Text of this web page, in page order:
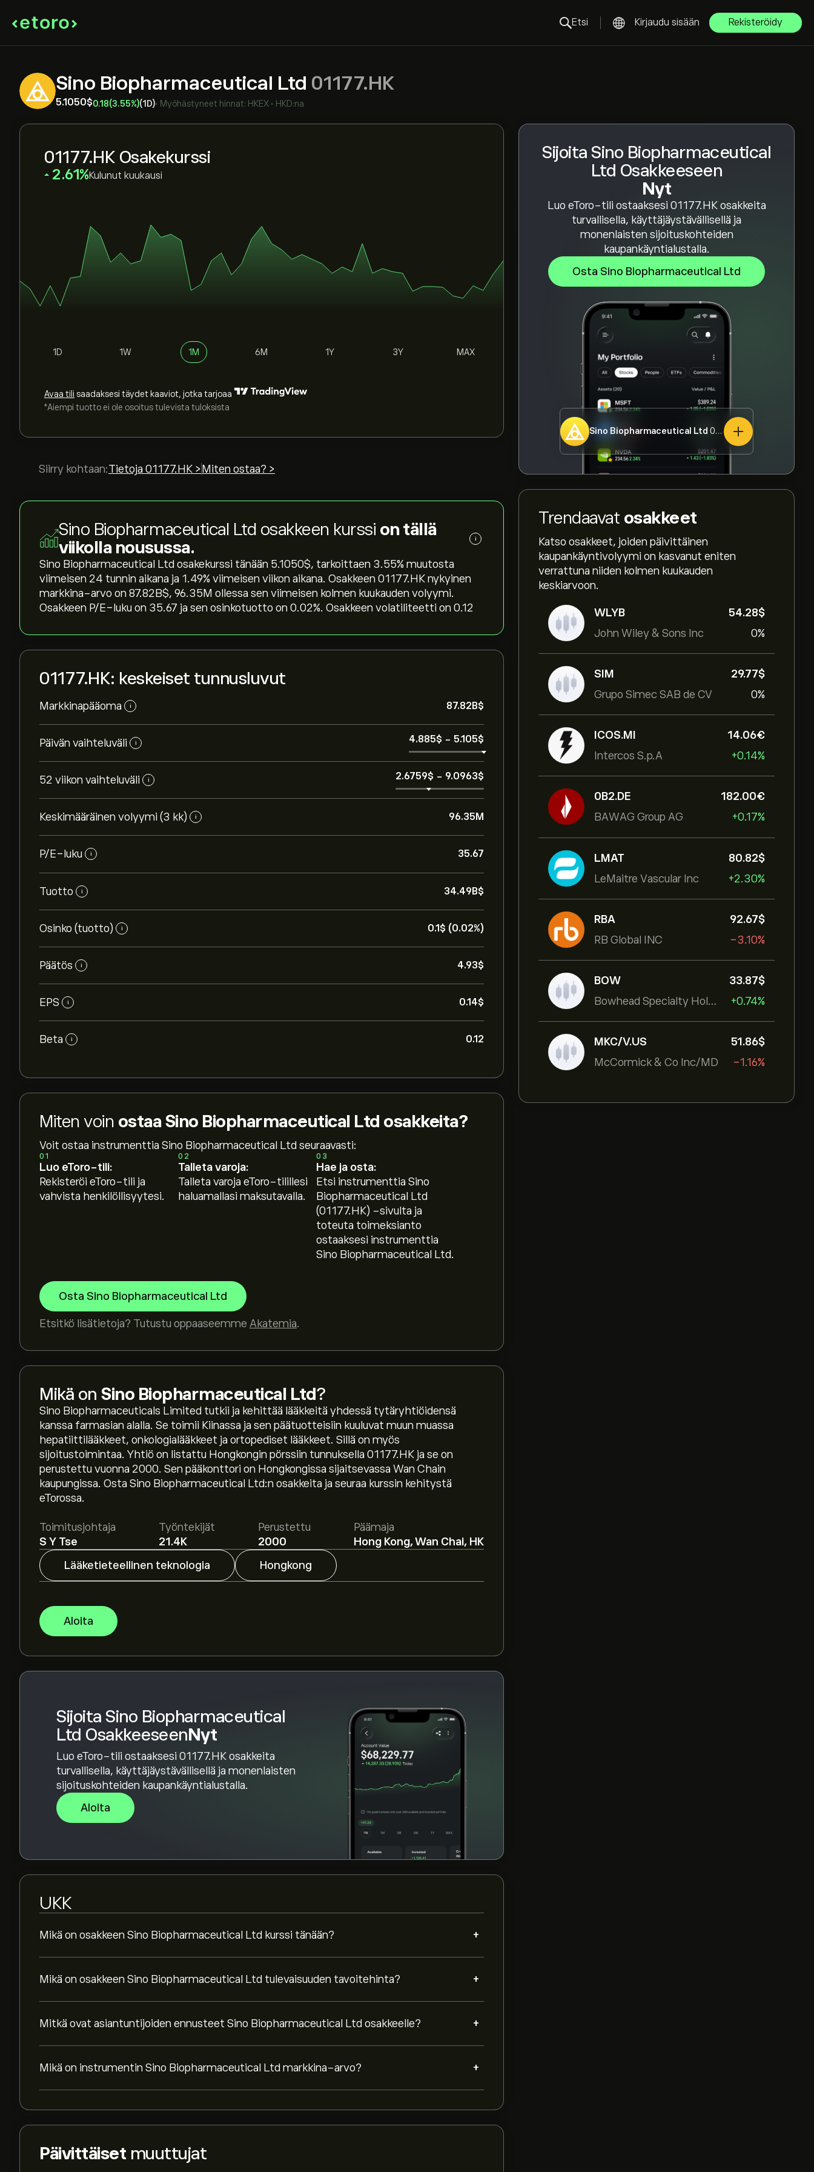
Etsi Kirjaudu sisään Rekisteröidy
Sino Biopharmaceutical Ltd 01177.HK
5.1050‎$‎0.18(3.55%)(1D)• Myöhästyneet hinnat: HKEX • HKD:na
Sijoita Sino Biopharmaceutical
Ltd Osakkeeseen
Nyt
Luo eToro-tili ostaaksesi 01177.HK osakkeita
turvallisella, käyttäjäystävällisellä ja
monenlaisten sijoituskohteiden
kaupankäyntialustalla.
Osta Sino Biopharmaceutical Ltd
Sino Biopharmaceutical Ltd 01177.HK
Trendaavat osakkeet
Katso osakkeet, joiden päivittäinen
kaupankäyntivolyymi on kasvanut eniten
verrattuna niiden kolmen kuukauden
keskiarvoon.
WLYB
John Wiley & Sons Inc
54.28‎$‎
0%
SIM
Grupo Simec SAB de CV
29.77‎$‎
0%
ICOS.MI
Intercos S.p.A
14.06‎€‎
+0.14%
0B2.DE
BAWAG Group AG
182.00‎€‎
+0.17%
LMAT
LeMaitre Vascular Inc
80.82‎$‎
+2.30%
RBA
RB Global INC
92.67‎$‎
-3.10%
BOW
Bowhead Specialty Holdings Inc
33.87‎$‎
+0.74%
MKC/V.US
McCormick & Co Inc/MD
51.86‎$‎
-1.16%
01177.HK Osakekurssi
‎2.61‎ Kulunut kuukausi
1D 1W 1M 6M 1Y 3Y MAX
Avaa tili saadaksesi täydet kaaviot, jotka tarjoaa
*Aiempi tuotto ei ole osoitus tulevista tuloksista
Siirry kohtaan:Tietoja 01177.HK > Miten ostaa? >
Sino Biopharmaceutical Ltd osakkeen kurssi on tällä
viikolla nousussa.
i
Sino Biopharmaceutical Ltd osakekurssi tänään 5.1050‎$‎, tarkoittaen ‎3.55‎% muutosta
viimeisen 24 tunnin aikana ja ‎1.49‎% viimeisen viikon aikana. Osakkeen 01177.HK nykyinen
markkina-arvo on 87.82B‎$‎, 96.35M ollessa sen viimeisen kolmen kuukauden volyymi.
Osakkeen P/E-luku on 35.67 ja sen osinkotuotto on 0.02%. Osakkeen volatiliteetti on 0.12
01177.HK: keskeiset tunnusluvut
Markkinapääoma i 87.82B‎$‎
Päivän vaihteluväli i 4.885‎$‎ - 5.105‎$‎
52 viikon vaihteluväli i 2.6759‎$‎ - 9.0963‎$‎
Keskimääräinen volyymi (3 kk) i 96.35M
P/E-luku i 35.67
Tuotto i 34.49B‎$‎
Osinko (tuotto) i 0.1‎$‎ (0.02%)
Päätös i 4.93‎$‎
EPS i 0.14‎$‎
Beta i 0.12
Miten voin ostaa Sino Biopharmaceutical Ltd osakkeita?
Voit ostaa instrumenttia Sino Biopharmaceutical Ltd seuraavasti:
01
Luo eToro-tili:
Rekisteröi eToro-tili ja
vahvista henkilöllisyytesi.
02
Talleta varoja:
Talleta varoja eToro-tilillesi
haluamallasi maksutavalla.
03
Hae ja osta:
Etsi instrumenttia Sino
Biopharmaceutical Ltd
(01177.HK) -sivulta ja
toteuta toimeksianto
ostaaksesi instrumenttia
Sino Biopharmaceutical Ltd.
Osta Sino Biopharmaceutical Ltd
Etsitkö lisätietoja? Tutustu oppaaseemme Akatemia.
Mikä on Sino Biopharmaceutical Ltd?
Sino Biopharmaceuticals Limited tutkii ja kehittää lääkkeitä yhdessä tytäryhtiöidensä
kanssa farmasian alalla. Se toimii Kiinassa ja sen päätuotteisiin kuuluvat muun muassa
hepatiittilääkkeet, onkologialääkkeet ja ortopediset lääkkeet. Sillä on myös
sijoitustoimintaa. Yhtiö on listattu Hongkongin pörssiin tunnuksella 01177.HK ja se on
perustettu vuonna 2000. Sen pääkonttori on Hongkongissa sijaitsevassa Wan Chain
kaupungissa. Osta Sino Biopharmaceutical Ltd:n osakkeita ja seuraa kurssin kehitystä
eTorossa.
Toimitusjohtaja
S Y Tse
Työntekijät
21.4K
Perustettu
2000
Päämaja
Hong Kong, Wan Chai, HK
Lääketieteellinen teknologia
Hongkong
Aloita
Sijoita Sino Biopharmaceutical
Ltd OsakkeeseenNyt
Luo eToro-tili ostaaksesi 01177.HK osakkeita
turvallisella, käyttäjäystävällisellä ja monenlaisten
sijoituskohteiden kaupankäyntialustalla.
Aloita
UKK
Mikä on osakkeen Sino Biopharmaceutical Ltd kurssi tänään? +
Osakkeen 01177.HK hinta tänään on 5.1050‎$‎.
Mikä on osakkeen Sino Biopharmaceutical Ltd tulevaisuuden tavoitehinta? +
Keskihinta osakkeelle Sino Biopharmaceutical Ltd on 5.1050‎$‎.
Mitkä ovat asiantuntijoiden ennusteet Sino Biopharmaceutical Ltd osakkeelle? +
Asiantuntijoiden ennusteet Sino Biopharmaceutical Ltd osakkeelle perustuen
markkinatrendeihin, talousraportteihin ja odotettuun kasvuun. Katso viimeisimmät
ennusteet tulevaisuuden hintamuutoksille.
Mikä on instrumentin Sino Biopharmaceutical Ltd markkina-arvo? +
Päivittäiset muuttujat